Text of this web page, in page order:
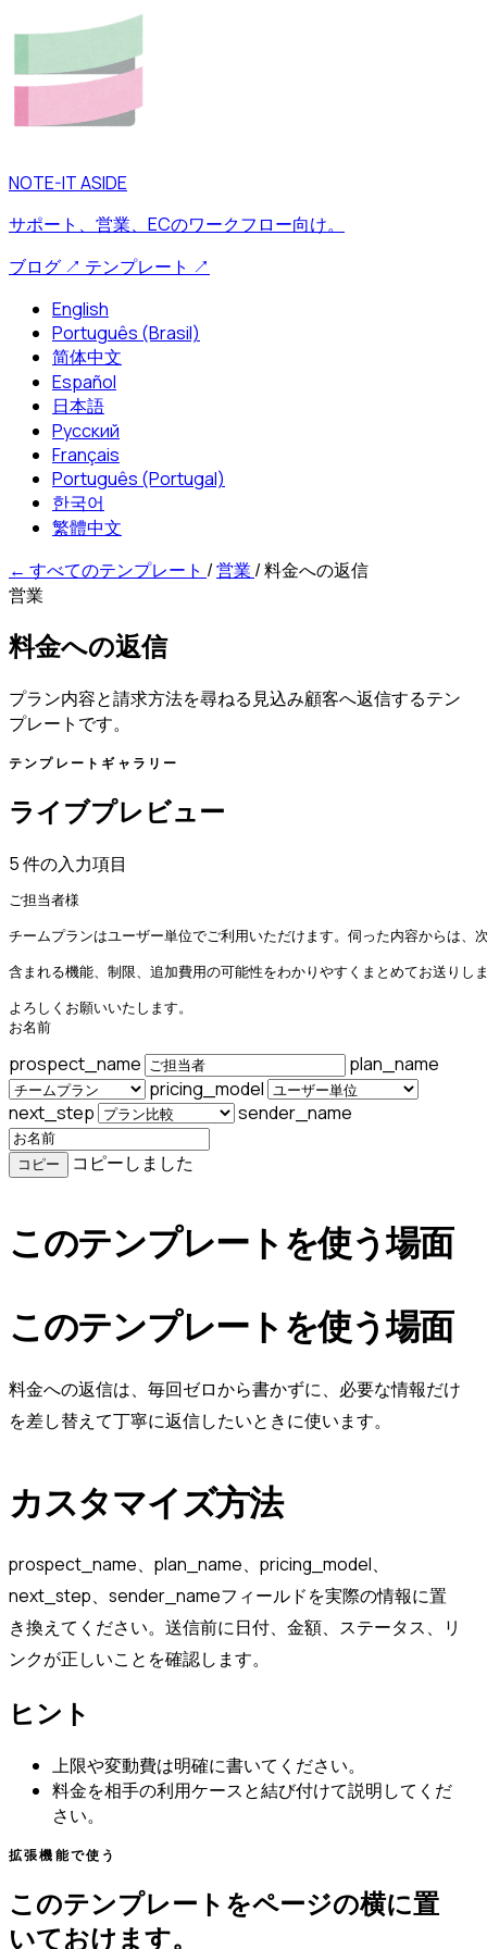
NOTE-IT ASIDE
サポート、営業、ECのワークフロー向け。
ブログ ↗ テンプレート ↗
English
Português (Brasil)
简体中文
Español
日本語
Русский
Français
Português (Portugal)
한국어
繁體中文
← すべてのテンプレート /営業 /料金への返信
営業
料金への返信
プラン内容と請求方法を尋ねる見込み顧客へ返信するテン
プレートです。
テンプレートギャラリー
ライブプレビュー
5 件の入力項目
ご担当者様
チームプランはユーザー単位でご利用いただけます。伺った内容からは、
含まれる機能、制限、追加費用の可能性をわかりやすくまとめてお送りし
よろしくお願いいたします。
お名前
prospect_name
plan_name
pricing_model
next_step
sender_name
コピー コピーしました
このテンプレートを使う場面
このテンプレートを使う場面
料金への返信は、毎回ゼロから書かずに、必要な情報だけ
を差し替えて丁寧に返信したいときに使います。
カスタマイズ方法
prospect_name、plan_name、pricing_model、
next_step、sender_nameフィールドを実際の情報に置
き換えてください。送信前に日付、金額、ステータス、リ
ンクが正しいことを確認します。
ヒント
上限や変動費は明確に書いてください。
料金を相手の利用ケースと結び付けて説明してくだ
さい。
拡張機能で使う
このテンプレートをページの横に置
いておけます。